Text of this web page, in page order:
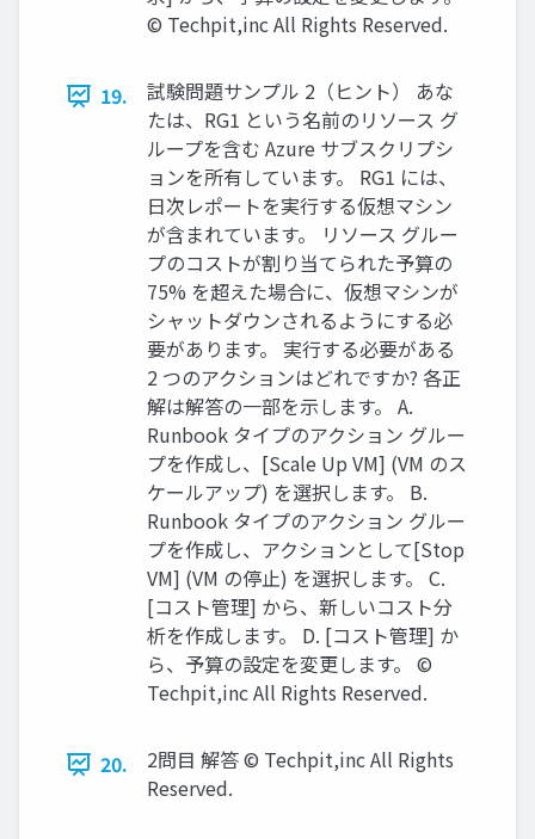
© Techpit,inc All Rights Reserved.
19.
試験問題サンプル 2（ヒント） あな
たは、RG1 という名前のリソース グ
ループを含む Azure サブスクリプシ
ョンを所有しています。 RG1 には、
日次レポートを実行する仮想マシン
が含まれています。 リソース グルー
プのコストが割り当てられた予算の
75% を超えた場合に、仮想マシンが
シャットダウンされるようにする必
要があります。 実行する必要がある
2 つのアクションはどれですか? 各正
解は解答の一部を示します。 A.
Runbook タイプのアクション グルー
プを作成し、[Scale Up VM] (VM のス
ケールアップ) を選択します。 B.
Runbook タイプのアクション グルー
プを作成し、アクションとして[Stop
VM] (VM の停止) を選択します。 C.
[コスト管理] から、新しいコスト分
析を作成します。 D. [コスト管理] か
ら、予算の設定を変更します。 ©
Techpit,inc All Rights Reserved.
20.
2問目 解答 © Techpit,inc All Rights
Reserved.